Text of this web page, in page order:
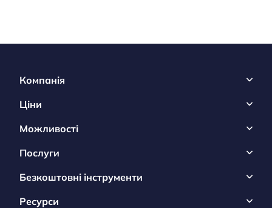
Компанія
Ціни
Можливості
Послуги
Безкоштовні інструменти
Ресурси